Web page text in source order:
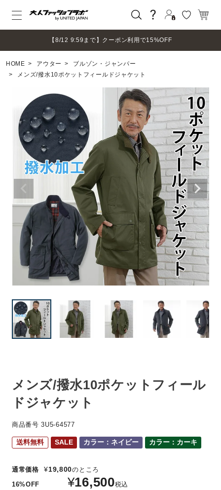
新規会員登録
【8/12 9:59まで】クーポン利用で15%OFF
HOME アウター
ブルゾン・ジャンパー
メンズ/撥水10ポケットフィールドジャケット
メンズ/撥水10ポケットフィール
ドジャケット
商品番号 3U5-64577
送料無料 SALE カラー：ネイビー カラー：カーキ
通常価格 ¥19,800のところ
16%OFF
¥16,500税込